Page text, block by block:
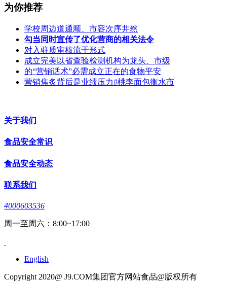
为你推荐
学校周边道通顺、市容次序井然
勾当同时宣传了优化营商的相关法令
对入驻质审核流于形式
成立完美以省查验检测机构为龙头、市级
的“营销话术”必需成立正在的食物平安
营销焦炙背后是业绩压力#桃李面包衡水市
关于我们
食品安全常识
食品安全动态
联系我们
4000603536
周一至周六：8:00~17:00
English
Copyright 2020@ J9.COM集团官方网站食品@版权所有